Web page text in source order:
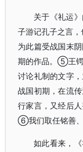
关于《礼运
子游记孔子之言
为此篇受战国末
期的作品。⑤王锷
讨论礼制的文字
战国初期，在流
行家言，又经后
⑥我们取任铭善、
如此看来，